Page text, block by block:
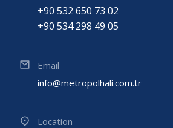
+90 532 650 73 02
+90 534 298 49 05
Email
info@metropolhali.com.tr
Location